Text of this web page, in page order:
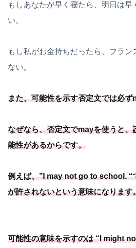
もしあなたが早く寝たら、明日は早
い。
もし私がお金持ちだったら、フラ
ない。
また、可能性を示す否定文では必
なぜなら、否定文でmayを使うと、
能性があるからです。
例えば、”I may not go to school. “
が許されないという意味になります
可能性の意味を示すのは “I might